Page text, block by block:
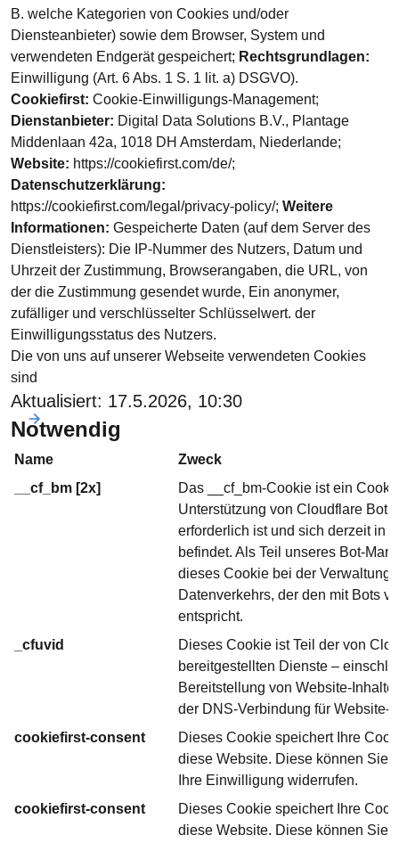
B. welche Kategorien von Cookies und/oder
Diensteanbieter) sowie dem Browser, System und
verwendeten Endgerät gespeichert; Rechtsgrundlagen:
Einwilligung (Art. 6 Abs. 1 S. 1 lit. a) DSGVO).
Cookiefirst: Cookie-Einwilligungs-Management;
Dienstanbieter: Digital Data Solutions B.V., Plantage
Middenlaan 42a, 1018 DH Amsterdam, Niederlande;
Website: https://cookiefirst.com/de/;
Datenschutzerklärung:
https://cookiefirst.com/legal/privacy-policy/; Weitere
Informationen: Gespeicherte Daten (auf dem Server des
Dienstleisters): Die IP-Nummer des Nutzers, Datum und
Uhrzeit der Zustimmung, Browserangaben, die URL, von
der die Zustimmung gesendet wurde, Ein anonymer,
zufälliger und verschlüsselter Schlüsselwert. der
Einwilligungsstatus des Nutzers.
Die von uns auf unserer Webseite verwendeten Cookies
sind
Aktualisiert: 17.5.2026, 10:30
Notwendig
Name
Zweck
__cf_bm [2x]
Das __cf_bm-Cookie ist ein
Unterstützung von Cloudflare Bot
erforderlich ist und sich derzeit in
befindet. Als Teil unseres Bot-
dieses Cookie bei der Verwaltung
Datenverkehrs, der den mit Bots
entspricht.
_cfuvid
Dieses Cookie ist Teil der von
bereitgestellten Dienste –
Bereitstellung von Website-
der DNS-Verbindung für Website-
cookiefirst-consent
Dieses Cookie speichert Ihre
diese Website. Diese können Sie
Ihre Einwilligung widerrufen.
cookiefirst-consent
Dieses Cookie speichert Ihre
diese Website. Diese können Sie